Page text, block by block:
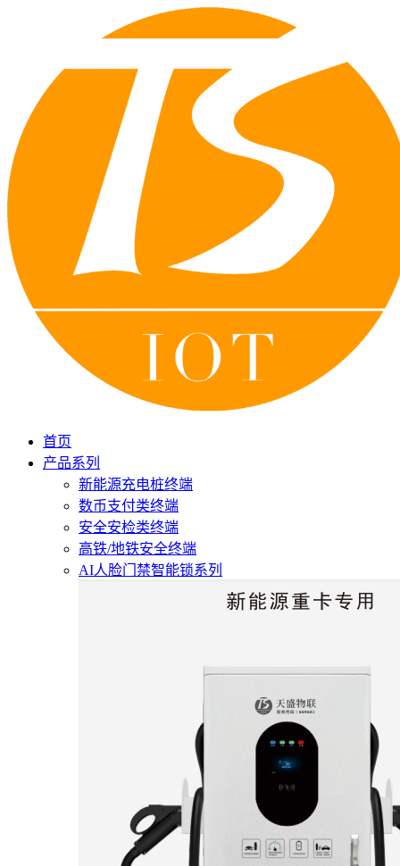
首页
产品系列
新能源充电桩终端
数币支付类终端
安全安检类终端
高铁/地铁安全终端
AI人脸门禁智能锁系列